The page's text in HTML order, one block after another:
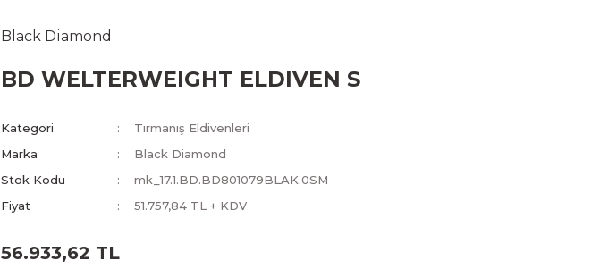
Black Diamond
BD WELTERWEIGHT ELDIVEN S
Kategori
Tırmanış Eldivenleri
Marka
Black Diamond
Stok Kodu
mk_17.1.BD.BD801079BLAK.0SM
Fiyat
51.757,84 TL + KDV
56.933,62 TL